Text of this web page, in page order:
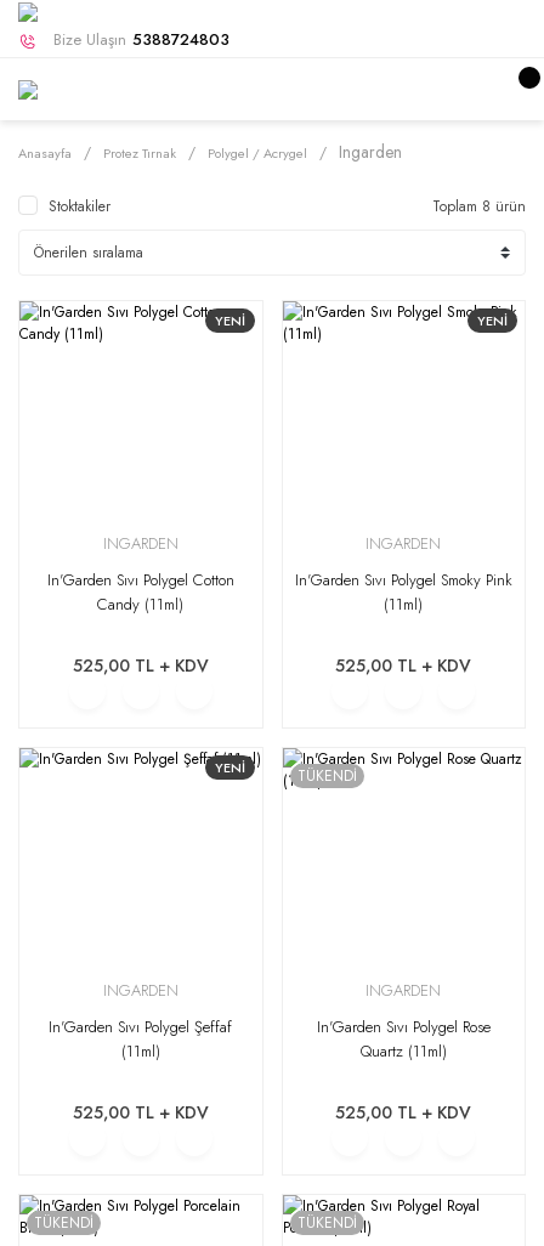
Bize Ulaşın 5388724803
Anasayfa Protez Tırnak Polygel / Acrygel Ingarden
Stoktakiler Toplam 8 ürün
YENİ
INGARDEN
In'Garden Sıvı Polygel Cotton
Candy (11ml)
525,00 TL + KDV
YENİ
INGARDEN
In'Garden Sıvı Polygel Smoky Pink
(11ml)
525,00 TL + KDV
YENİ
INGARDEN
In'Garden Sıvı Polygel Şeffaf
(11ml)
525,00 TL + KDV
TÜKENDİ
INGARDEN
In'Garden Sıvı Polygel Rose
Quartz (11ml)
525,00 TL + KDV
TÜKENDİ TÜKENDİ